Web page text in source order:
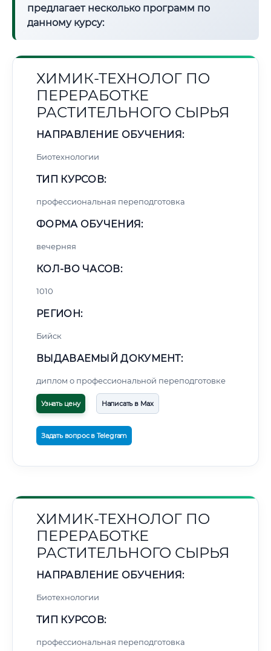
предлагает несколько программ по
данному курсу:
ХИМИК-ТЕХНОЛОГ ПО
ПЕРЕРАБОТКЕ
РАСТИТЕЛЬНОГО СЫРЬЯ
НАПРАВЛЕНИЕ ОБУЧЕНИЯ:
Биотехнологии
ТИП КУРСОВ:
профессиональная переподготовка
ФОРМА ОБУЧЕНИЯ:
вечерняя
КОЛ-ВО ЧАСОВ:
1010
РЕГИОН:
Бийск
ВЫДАВАЕМЫЙ ДОКУМЕНТ:
диплом о профессиональной переподготовке
Узнать цену Написать в Max
Задать вопрос в Telegram
ХИМИК-ТЕХНОЛОГ ПО
ПЕРЕРАБОТКЕ
РАСТИТЕЛЬНОГО СЫРЬЯ
НАПРАВЛЕНИЕ ОБУЧЕНИЯ:
Биотехнологии
ТИП КУРСОВ:
профессиональная переподготовка